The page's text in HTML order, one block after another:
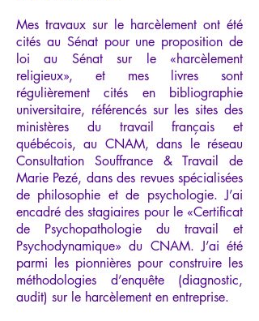
Mes travaux sur le harcèlement ont été
cités au Sénat pour une proposition de
loi au Sénat sur le «harcèlement
religieux», et mes livres sont
régulièrement cités en bibliographie
universitaire, référencés sur les sites des
ministères du travail français et
québécois, au CNAM, dans le réseau
Consultation Souffrance & Travail de
Marie Pezé, dans des revues spécialisées
de philosophie et de psychologie. J’ai
encadré des stagiaires pour le «Certificat
de Psychopathologie du travail et
Psychodynamique» du CNAM. J’ai été
parmi les pionnières pour construire les
méthodologies d’enquête (diagnostic,
audit) sur le harcèlement en entreprise.